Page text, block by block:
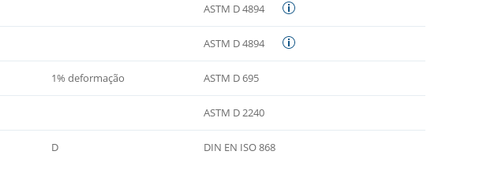
ASTM D 4894
ASTM D 4894
1% deformação ASTM D 695
ASTM D 2240
D DIN EN ISO 868